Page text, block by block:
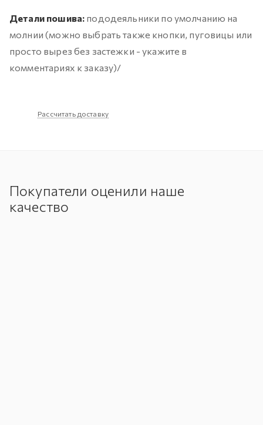
Детали пошива: пододеяльники по умолчанию на
молнии (можно выбрать также кнопки, пуговицы или
просто вырез без застежки - укажите в
комментариях к заказу)/
Рассчитать доставку
Покупатели оценили наше
качество